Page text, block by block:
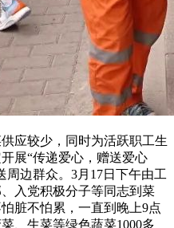
较少，同时为活跃职工生
展“传递爱心，赠送爱心
周边群众。3月17日下午由工
入党积极分子等同志到菜
脏不怕累，一直到晚上9点
、生菜等绿色蔬菜1000多